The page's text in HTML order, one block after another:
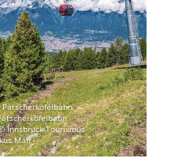
Tourismus
Mair